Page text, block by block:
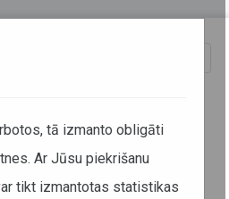
tā izmanto obligāti
Ar Jūsu piekrišanu
tikt izmantotas statistikas